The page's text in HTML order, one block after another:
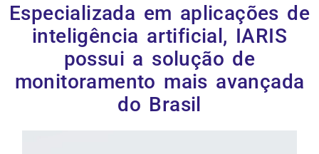
Especializada em aplicações de
inteligência artificial, IARIS
possui a solução de
monitoramento mais avançada
do Brasil